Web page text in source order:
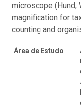
microscope (Hund,
magnification for
counting and
Área de Estudo